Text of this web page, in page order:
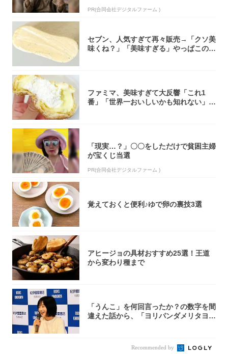
PR(合同会社デジタルファーム )
セブン、人気すぎて再々販売→「クソ美
味くね？」「美味すぎる」やっぱこのク
ファミマ、美味すぎて大反響「これ1
番」「世界一おいしいかも知れない」
「現実…？」〇〇をしただけで貧困主婦
が宝くじ当選
PR(合同会社デジタルファーム )
覚えておくと便利♪ゆで卵の裏技3選
アヒージョの具材おすすめ25選！王道
から変わり種まで
「うんこ」を何回言ったか？の数字を間
違えた話から、「ヨリパンダメリタヨコ
Recommended by